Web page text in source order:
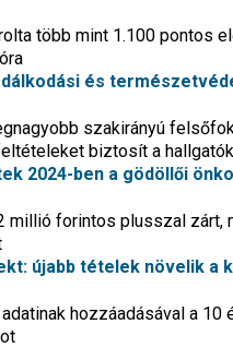
több mint 1.100 pontos
és
szakirányú
biztosít a
2024-ben a gödöllői
millió forintos plusszal zárt,
újabb tételek növelik a
hozzáadásával a